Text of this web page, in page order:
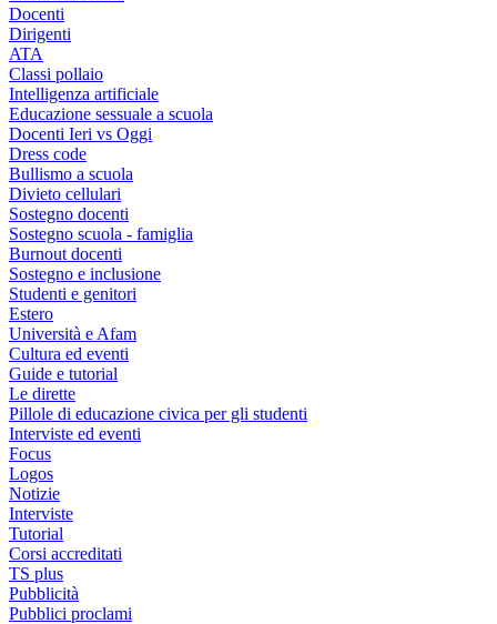
Docenti
Dirigenti
ATA
Classi pollaio
Intelligenza artificiale
Educazione sessuale a scuola
Docenti Ieri vs Oggi
Dress code
Bullismo a scuola
Divieto cellulari
Sostegno docenti
Sostegno scuola - famiglia
Burnout docenti
Sostegno e inclusione
Studenti e genitori
Estero
Università e Afam
Cultura ed eventi
Guide e tutorial
Le dirette
Pillole di educazione civica per gli studenti
Interviste ed eventi
Focus
Logos
Notizie
Interviste
Tutorial
Corsi accreditati
TS plus
Pubblicità
Pubblici proclami